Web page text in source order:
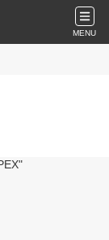
MENU